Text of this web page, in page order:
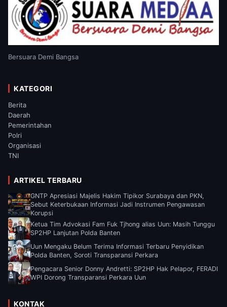
Bersuara Demi Bangsa
KATEGORI
Berita
Daerah
Pemerintahan
Polri
Organisasi
TNI
ARTIKEL TERBARU
GNTP Apresiasi Majelis Hakim Tipikor Surabaya dan PKN,
Sebut Keterbukaan Informasi Jadi Instrumen Pengawasan
Korupsi
Ketua Tim Advokasi Fam Fuk Tjhong alias Uun: Masih Tunggu
SP2HP Lanjutan Polda Banten
Uun Mengaku Belum Terima Informasi Terbaru Penyidikan
Polda Banten, Soroti Transparansi Perkara
Pengacara Senior Donny Andretti: SP2HP Hak Pelapor, FERADI
WPI Dorong Transparansi Perkara Uun
KONTAK